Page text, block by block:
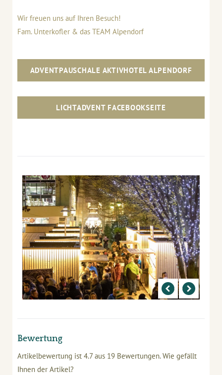
Wir freuen uns auf Ihren Besuch!
Fam. Unterkofler & das TEAM Alpendorf
ADVENTPAUSCHALE AKTIVHOTEL ALPENDORF
LICHTADVENT FACEBOOKSEITE
Bewertung
Artikelbewertung ist 4.7 aus 19 Bewertungen.Wie gefällt
Ihnen der Artikel?